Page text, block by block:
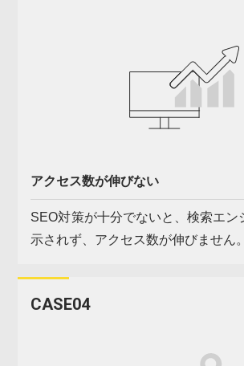
アクセス数が伸びない
SEO対策が十分でないと、検索エン
示されず、アクセス数が伸びません。
CASE04